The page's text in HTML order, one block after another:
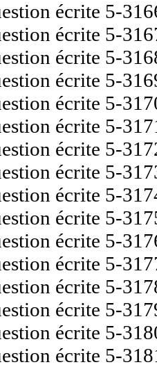
écrite 5-
écrite 5-
écrite 5-
écrite 5-
écrite 5-
écrite 5-
écrite 5-
écrite 5-
écrite 5-
écrite 5-
écrite 5-
écrite 5-
écrite 5-
écrite 5-
écrite 5-
écrite 5-